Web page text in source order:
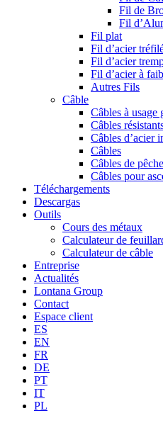
Fil de
Fil
Fil plat
Fil d’acier
Fil d’acier
Fil d’acier à
Autres Fils
Câble
Câbles à usage
Câbles
Câbles d’acier
Câbles
Câbles de
Câbles pour
Téléchargements
Descargas
Outils
Cours des métaux
Calculateur de
Calculateur de câble
Entreprise
Actualités
Lontana Group
Contact
Espace client
ES
EN
FR
DE
PT
IT
PL